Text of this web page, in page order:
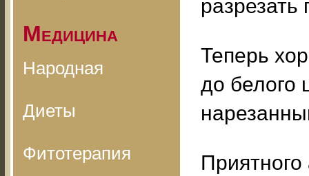
Медицина
Народная
Диеты
Фитотерапия
Теперь
до белого
Приятного